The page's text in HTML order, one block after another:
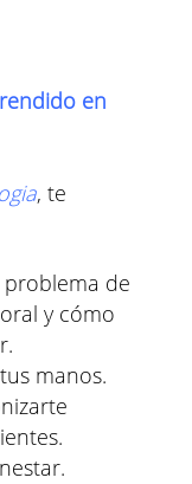
en
, te
de
y cómo
manos.